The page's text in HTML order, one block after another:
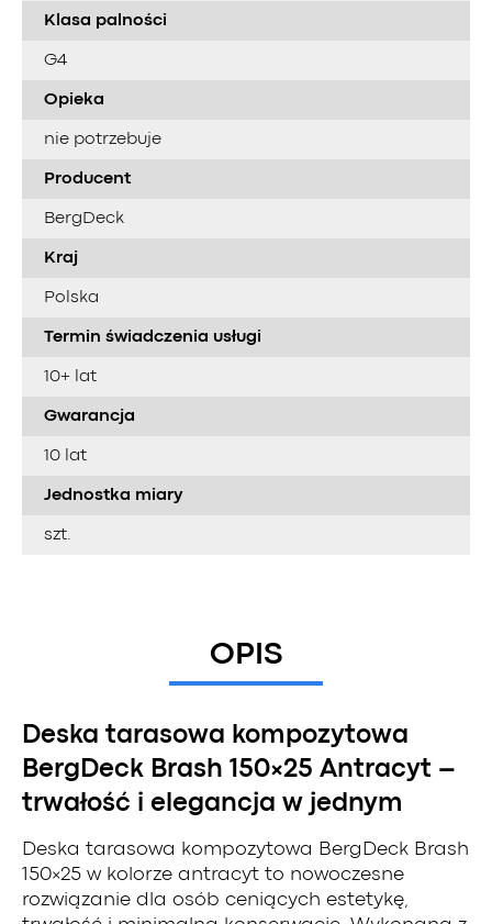
Klasa palności
G4
Opieka
nie potrzebuje
Producent
BergDeck
Kraj
Polska
Termin świadczenia usługi
10+ lat
Gwarancja
10 lat
Jednostka miary
szt.
OPIS
Deska tarasowa kompozytowa
BergDeck Brash 150×25 Antracyt –
trwałość i elegancja w jednym
Deska tarasowa kompozytowa BergDeck Brash
150×25 w kolorze antracyt to nowoczesne
rozwiązanie dla osób ceniących estetykę,